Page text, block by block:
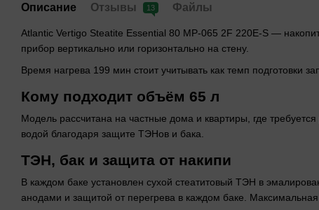
Описание Отзывы 13 Файлы
Atlantic Vertigo Steatite Essential 80 MP-065 2F 220E-S —
прибор вертикально или горизонтально на стену.
Время нагрева 199 мин стоит учитывать как темп подготовки
Кому подходит объём 65 л
Модель рассчитана на частные дома и квартиры, где
водой благодаря защите ТЭНов и бака.
ТЭН, бак и защита от накипи
В каждом баке установлен сухой стеатитовый ТЭН в
анодами и защитой от перегрева в каждом баке.